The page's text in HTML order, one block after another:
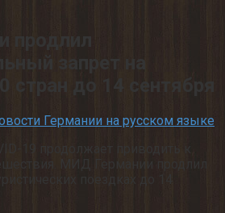
продлил
запрет на
стран до 14 сентября
Германии на русском языке
19 продолжает приводить к
поездках до 14